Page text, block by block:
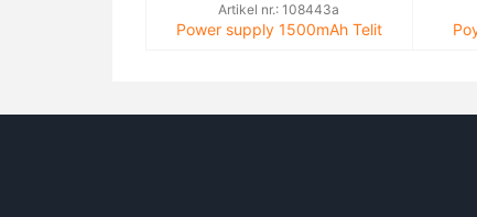
Artikel nr.: 108443a
Power supply 1500mAh Telit